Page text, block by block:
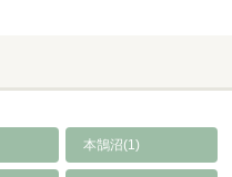
本鵠沼(1)